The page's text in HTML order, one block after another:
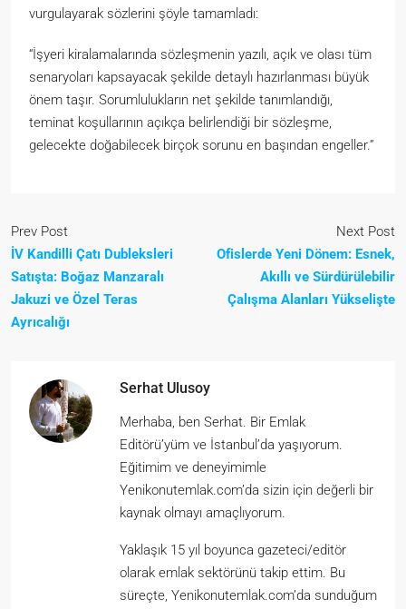
vurgulayarak sözlerini şöyle tamamladı:
“İşyeri kiralamalarında sözleşmenin yazılı, açık ve olası tüm
senaryoları kapsayacak şekilde detaylı hazırlanması büyük
önem taşır. Sorumlulukların net şekilde tanımlandığı,
teminat koşullarının açıkça belirlendiği bir sözleşme,
gelecekte doğabilecek birçok sorunu en başından engeller.”
Prev Post
İV Kandilli Çatı Dubleksleri
Satışta: Boğaz Manzaralı
Jakuzi ve Özel Teras
Ayrıcalığı
Next Post
Ofislerde Yeni Dönem: Esnek,
Akıllı ve Sürdürülebilir
Çalışma Alanları Yükselişte
Serhat Ulusoy
Merhaba, ben Serhat. Bir Emlak
Editörü’yüm ve İstanbul’da yaşıyorum.
Eğitimim ve deneyimimle
Yenikonutemlak.com’da sizin için değerli bir
kaynak olmayı amaçlıyorum.
Yaklaşık 15 yıl boyunca gazeteci/editör
olarak emlak sektörünü takip ettim. Bu
süreçte, Yenikonutemlak.com’da sunduğum